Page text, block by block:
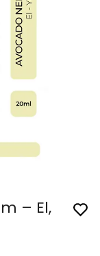
– El,